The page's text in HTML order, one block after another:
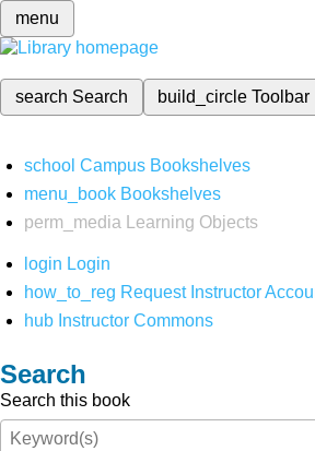
menu
search Search build_circleToolbar
school Campus Bookshelves
menu_book Bookshelves
perm_media
Learning Objects
login Login
how_to_reg Request Instructor
hub Instructor Commons
Search
Search this book